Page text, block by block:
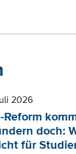
2026
Reform
doch:
für